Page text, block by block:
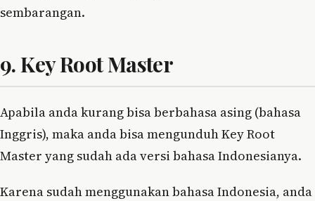
sembarangan.
9. Key Root Master
Apabila anda kurang bisa berbahasa asing (bahasa
Inggris), maka anda bisa mengunduh Key Root
Master yang sudah ada versi bahasa Indonesianya.
Karena sudah menggunakan bahasa Indonesia, anda